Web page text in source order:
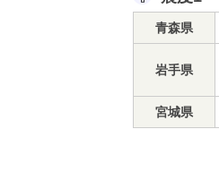
青森県
岩手県
宮城県